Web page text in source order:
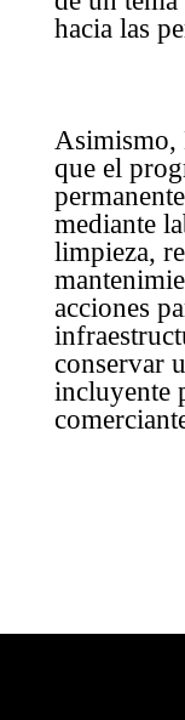
hacia las
que el
mediante
limpieza,
acciones
conservar
incluyente